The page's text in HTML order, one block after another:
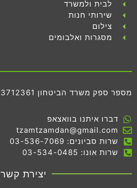
לבית ולמשרד
שירותי חנות
צילום
מסגרות ואלבומים
מספר ספק משרד הביטחון 83712361
דברו איתנו בוואצאפ
tzamtzamdan@gmail.com
שרות סביונים: 03-536-7069
שרות אונו: 03-534-0485
יצירת קשר